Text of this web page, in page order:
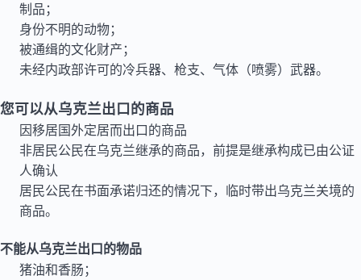
制品；
身份不明的动物；
被通缉的文化财产；
未经内政部许可的冷兵器、枪支、气体（喷雾）武器。
您可以从乌克兰出口的商品
因移居国外定居而出口的商品
非居民公民在乌克兰继承的商品，前提是继承构成已由公证
人确认
居民公民在书面承诺归还的情况下，临时带出乌克兰关境的
商品。
不能从乌克兰出口的物品
猪油和香肠；